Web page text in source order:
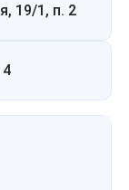
19/1, п. 2